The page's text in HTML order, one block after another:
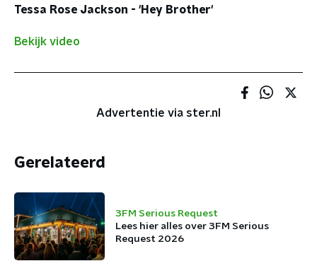
Tessa Rose Jackson - 'Hey Brother'
Bekijk video
Advertentie via ster.nl
Gerelateerd
3FM Serious Request
Lees hier alles over 3FM Serious
Request 2026